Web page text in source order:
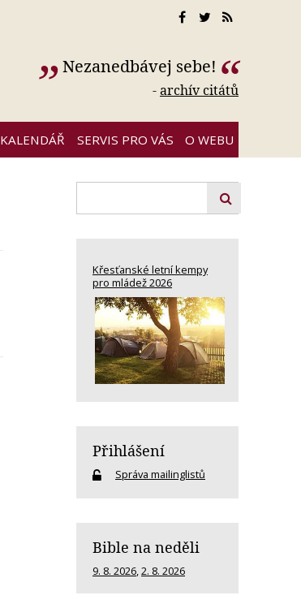
Nezanedbávej sebe!
-archív citátů
SERVIS PRO VÁS O WEBU
Křesťanské letní kempy
pro mládež 2026
Přihlášení
Správa mailinglistů
Bible na neděli
9. 8. 2026 2. 8. 2026